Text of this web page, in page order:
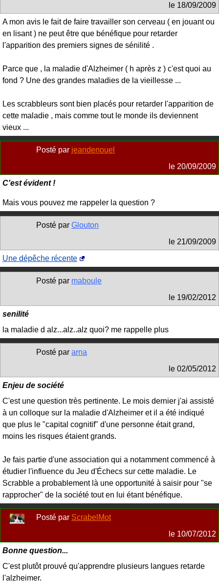
le 18/09/2009
A mon avis le fait de faire travailler son cerveau ( en jouant ou
en lisant ) ne peut être que bénéfique pour retarder
l'apparition des premiers signes de sénilité .
Parce que , la maladie d'Alzheimer ( h après z ) c'est quoi au
fond ? Une des grandes maladies de la vieillesse ...
Les scrabbleurs sont bien placés pour retarder l'apparition de
cette maladie , mais comme tout le monde ils deviennent
vieux ...
Posté par jeandenouel
le 20/09/2009
C'est évident !
Mais vous pouvez me rappeler la question ?
Posté par Glouton
le 21/09/2009
Une dépêche récente
Posté par maboule
le 19/02/2012
senilité
la maladie d alz...alz..alz quoi? me rappelle plus
Posté par arna
le 02/05/2012
Enjeu de société
C'est une question très pertinente. Le mois dernier j'ai assisté
à un colloque sur la maladie d'Alzheimer et il a été indiqué
que plus le "capital cognitif" d'une personne était grand,
moins les risques étaient grands.
Je fais partie d'une association qui a notamment commencé à
étudier l'influence du Jeu d'Échecs sur cette maladie. Le
Scrabble a probablement là une opportunité à saisir pour "se
rapprocher" de la société tout en lui étant bénéfique.
Posté par ScrabelMot
le 10/07/2012
Bonne question...
C'est plutôt prouvé qu'apprendre plusieurs langues retarde
l'alzheimer.